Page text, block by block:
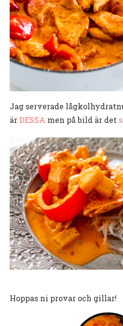
Jag serverade
ärDESSA men på bild är det
Hoppas ni provar och gillar!